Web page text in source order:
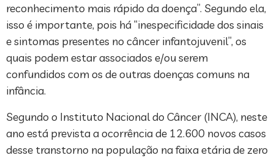
reconhecimento mais rápido da doença”. Segundo ela,
isso é importante, pois há “inespecificidade dos sinais
e sintomas presentes no câncer infantojuvenil”, os
quais podem estar associados e/ou serem
confundidos com os de outras doenças comuns na
infância.
Segundo o Instituto Nacional do Câncer (INCA), neste
ano está prevista a ocorrência de 12.600 novos casos
desse transtorno na população na faixa etária de zero